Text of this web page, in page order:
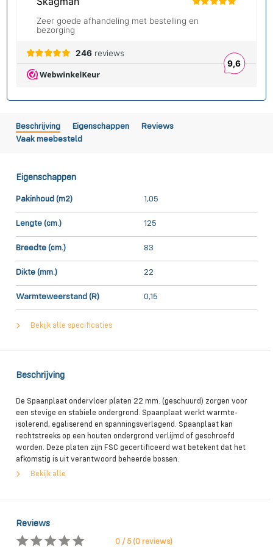
Beschrijving Eigenschappen
Reviews
Vaak meebesteld
Eigenschappen
Pakinhoud (m2) 1,05
Lengte (cm.) 125
Breedte (cm.) 83
Dikte (mm.) 22
Warmteweerstand (R) 0,15
Bekijk alle specificaties
Beschrijving
De Spaanplaat ondervloer platen 22 mm. (geschuurd) zorgen voor
een stevige en stabiele ondergrond. Spaanplaat werkt warmte-
isolerend, egaliserend en spanningsverlagend. Spaanplaat kan
rechtstreeks op een houten ondergrond verlijmd of geschroefd
worden. Deze platen zijn FSC gecertificeerd wat betekent dat het
afkomstig is uit verantwoord beheerde bossen.
woensdag en vrijdag en in de regio onder de A12 op dinsdag en
donderdag. In geheel Belgie leveren we op maandag en in sommige
Bekijk alle
Reviews
0 / 5 (0 reviews)